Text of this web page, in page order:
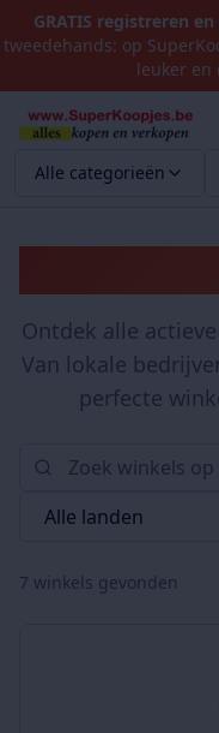
GRATIS registreren
tweedehands: op
leuker en
Alle categorieën
Ontdek alle
Van lokale
perfecte
7 winkels gevonden